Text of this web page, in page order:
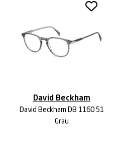
David Beckham
David Beckham DB 1160 51
Grau